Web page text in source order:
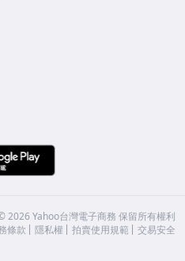
2026 Yahoo台灣電子商務 保留所有權利
條款
隱私權 拍賣使用規範 交易安全